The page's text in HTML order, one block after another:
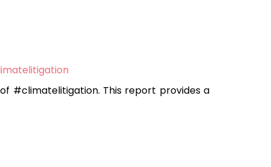
#climatelitigation. This report provides a